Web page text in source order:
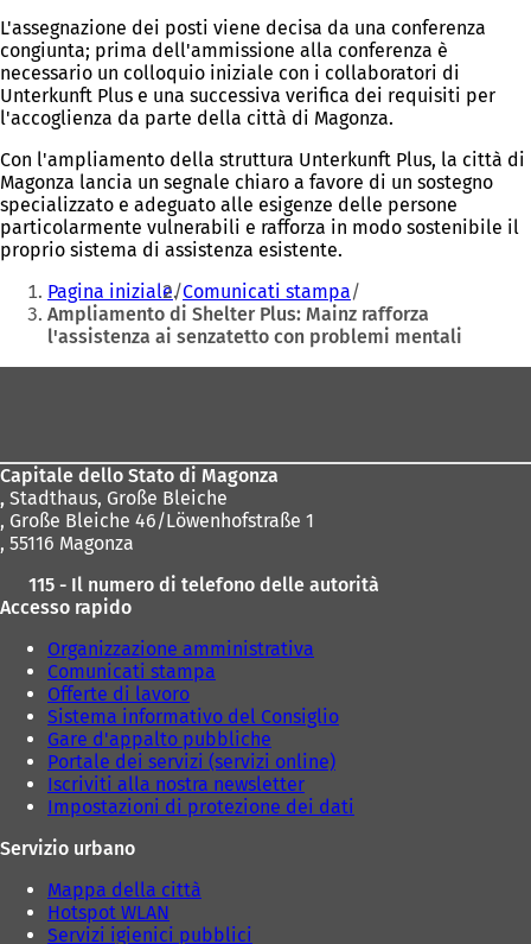
L'assegnazione dei posti viene decisa da una conferenza
congiunta; prima dell'ammissione alla conferenza è
necessario un colloquio iniziale con i collaboratori di
Unterkunft Plus e una successiva verifica dei requisiti per
l'accoglienza da parte della città di Magonza.
Con l'ampliamento della struttura Unterkunft Plus, la città di
Magonza lancia un segnale chiaro a favore di un sostegno
specializzato e adeguato alle esigenze delle persone
particolarmente vulnerabili e rafforza in modo sostenibile il
proprio sistema di assistenza esistente.
Siete
qui:
Pagina iniziale Comunicati stampa
Ampliamento di Shelter Plus: Mainz rafforza
l'assistenza ai senzatetto con problemi mentali
Capitale dello Stato di Magonza
, Stadthaus, Große Bleiche
, Große Bleiche 46/Löwenhofstraße 1
, 55116 Magonza
115 - Il numero di telefono delle autorità
Accesso rapido
Organizzazione amministrativa
Comunicati stampa
Offerte di lavoro
Sistema informativo del Consiglio
Gare d'appalto pubbliche
Portale dei servizi (servizi online)
Iscriviti alla nostra newsletter
Impostazioni di protezione dei dati
Servizio urbano
Mappa della città
Hotspot WLAN
Servizi igienici pubblici